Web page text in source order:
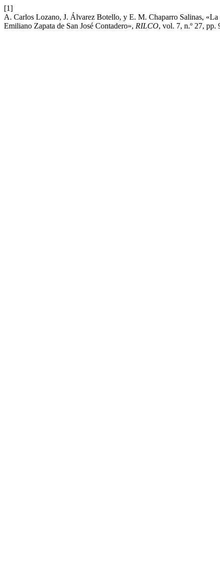
[1]
A. Carlos Lozano, J. Álvarez Botello, y E. M. Chaparro Salinas,
Emiliano Zapata de San José Contadero», RILCO, vol. 7, n.º 27, pp.